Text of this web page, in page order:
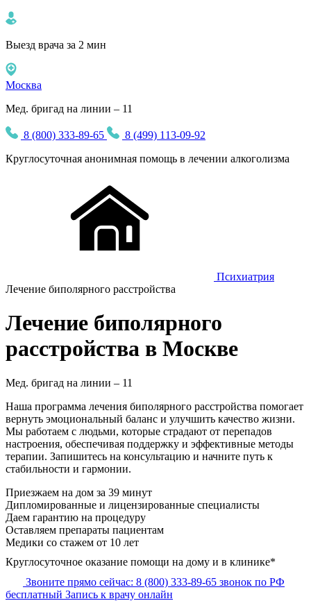
Выезд врача за 2 мин
Москва
Мед. бригад на линии – 11
8 (800) 333-89-65
8 (499) 113-09-92
Круглосуточная анонимная помощь в лечении алкоголизма
Психиатрия
Лечение биполярного расстройства
Лечение биполярного
расстройства в Москве
Мед. бригад на линии – 11
Наша программа лечения биполярного расстройства помогает
вернуть эмоциональный баланс и улучшить качество жизни.
Мы работаем с людьми, которые страдают от перепадов
настроения, обеспечивая поддержку и эффективные методы
терапии. Запишитесь на консультацию и начните путь к
стабильности и гармонии.
Приезжаем на дом за 39 минут
Дипломированные и лицензированные специалисты
Даем гарантию на процедуру
Оставляем препараты пациентам
Медики со стажем от 10 лет
Круглосуточное оказание помощи на дому и в клинике*
Звоните прямо сейчас: 8 (800) 333-89-65 звонок по РФ
бесплатный Запись к врачу онлайн